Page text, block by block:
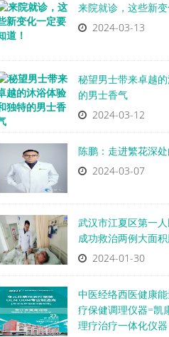
来院就诊，这些新变
2024-03-13
秘望男士带来卓越
的男士香气
2024-03-12
陈鹏：走进繁花深
2024-03-07
武汉市江夏区第一
成功救治两例大面
2024-01-30
中医经络西医健康
疗保健调理仪器=凯
理疗治疗一体化仪器